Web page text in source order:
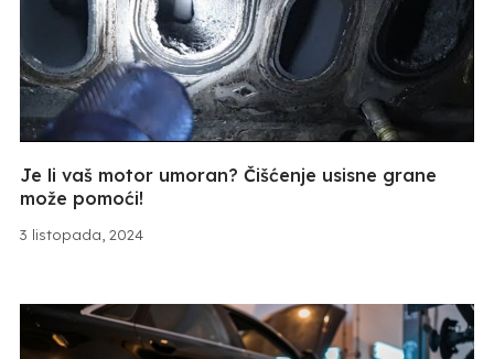
3 listopada, 2024
Je li vaš motor umoran? Čišćenje usisne grane
može pomoći!